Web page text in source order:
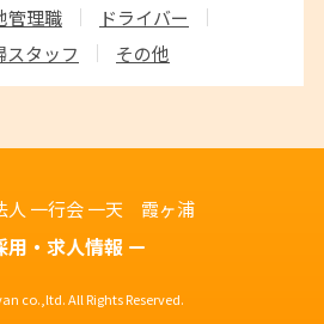
管理職
ドライバー
スタッフ その他
人 一行会一天 霞ヶ浦
用・求人情報
co.,ltd. All Rights Reserved.